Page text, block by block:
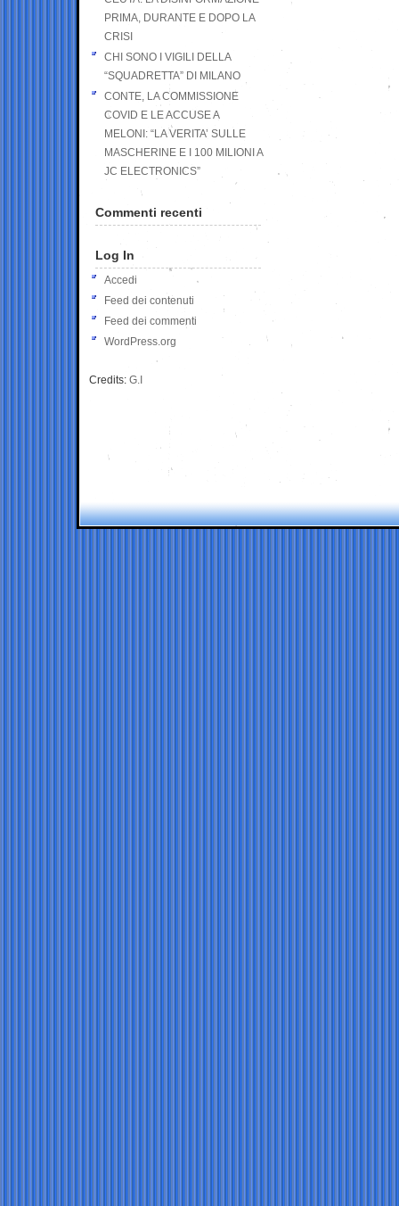
PRIMA, DURANTE E DOPO LA
CRISI
CHI SONO I VIGILI DELLA
“SQUADRETTA” DI MILANO
CONTE, LA COMMISSIONE
COVID E LE ACCUSE A
MELONI: “LA VERITA’ SULLE
MASCHERINE E I 100 MILIONI A
JC ELECTRONICS”
Commenti recenti
Log In
Accedi
Feed dei contenuti
Feed dei commenti
WordPress.org
Credits: G.I